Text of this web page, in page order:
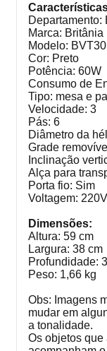
Marca: Britânia
Modelo:
Cor: Preto
Potência: 60W
Consumo de
Tipo: mesa e
Velocidade: 3
Pás: 6
Diâmetro da
Grade
Inclinação
Alça para
Porta fio: Sim
Voltagem: 220V
Dimensões:
Altura: 59 cm
Largura: 38 cm
Profundidade:
Peso: 1,66 kg
Obs: Imagens
mudar em
a tonalidade.
Os objetos que